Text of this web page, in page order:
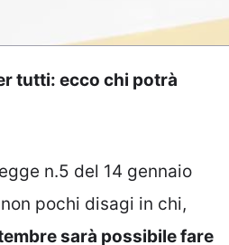
tutti: ecco chi potrà
n.5 del 14 gennaio
pochi disagi in chi,
sarà possibile fare